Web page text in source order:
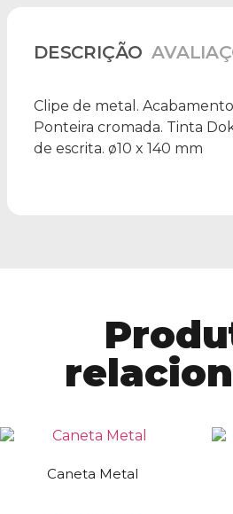
DESCRIÇÃO
Clipe de metal.
Ponteira cromada. Tinta
de escrita. ø10 x 140 mm
Caneta Metal